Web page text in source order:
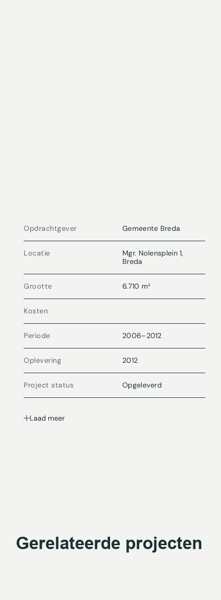
Opdrachtgever Gemeente Breda
Locatie
Mgr. Nolensplein 1,
Breda
Grootte 6.710 m²
Kosten
Periode 2006–2012
Oplevering 2012
Project status Opgeleverd
Laad meer
Gerelateerde projecten